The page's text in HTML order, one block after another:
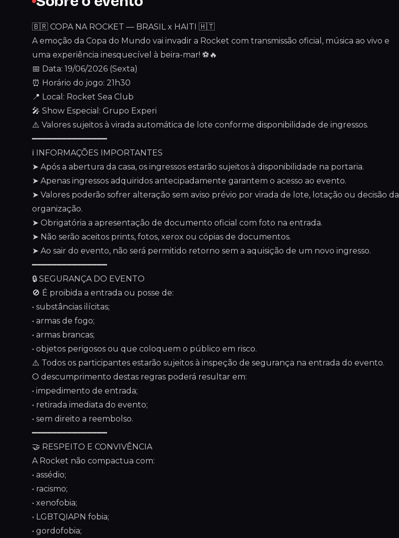
🇧🇷 COPA NA ROCKET — BRASIL x HAITI 🇭🇹
A emoção da Copa do Mundo vai invadir a Rocket com transmissão oficial, música ao vivo e
uma experiência inesquecível à beira-mar! ⚽🔥
📅 Data: 19/06/2026 (Sexta)
⏰ Horário do jogo: 21h30
📍 Local: Rocket Sea Club
🎤 Show Especial: Grupo Experi
⚠️ Valores sujeitos à virada automática de lote conforme disponibilidade de ingressos.
━━━━━━━━━━━━━━━
ℹ️ INFORMAÇÕES IMPORTANTES
➤ Após a abertura da casa, os ingressos estarão sujeitos à disponibilidade na portaria.
➤ Apenas ingressos adquiridos antecipadamente garantem o acesso ao evento.
➤ Valores poderão sofrer alteração sem aviso prévio por virada de lote, lotação ou decisão da
organização.
➤ Obrigatória a apresentação de documento oficial com foto na entrada.
➤ Não serão aceitos prints, fotos, xerox ou cópias de documentos.
➤ Ao sair do evento, não será permitido retorno sem a aquisição de um novo ingresso.
━━━━━━━━━━━━━━━
🔒 SEGURANÇA DO EVENTO
🚫 É proibida a entrada ou posse de:
• substâncias ilícitas;
• armas de fogo;
• armas brancas;
• objetos perigosos ou que coloquem o público em risco.
⚠️ Todos os participantes estarão sujeitos à inspeção de segurança na entrada do evento.
O descumprimento destas regras poderá resultar em:
• impedimento de entrada;
• retirada imediata do evento;
• sem direito a reembolso.
━━━━━━━━━━━━━━━
🤝 RESPEITO E CONVIVÊNCIA
A Rocket não compactua com:
• assédio;
• racismo;
• xenofobia;
• LGBTQIAPN fobia;
• gordofobia;